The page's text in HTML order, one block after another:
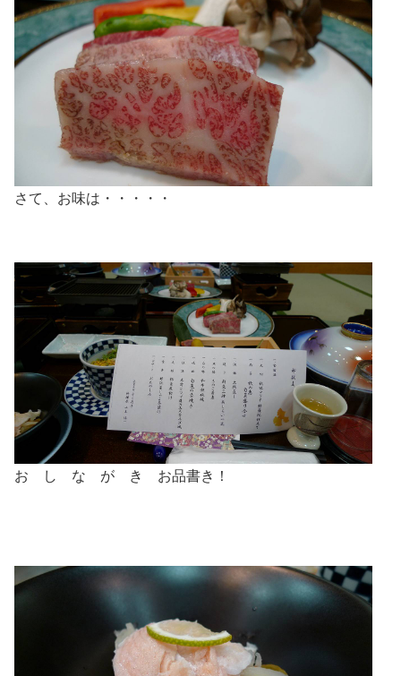
さて、お味は・・・・・
お し な が き お品書き！